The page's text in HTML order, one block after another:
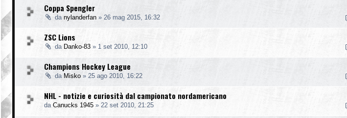
Coppa Spengler
da nylanderfan » 26 mag 2015, 16:32
ZSC Lions
da Danko-83 » 1 set 2010, 12:10
Champions Hockey League
da Misko » 25 ago 2010, 16:22
NHL - notizie e curiosità dal campionato nordamericano
da Canucks 1945 » 22 set 2010, 21:25